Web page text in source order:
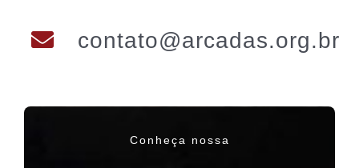
contato@arcadas.org.br
Conheça nossa